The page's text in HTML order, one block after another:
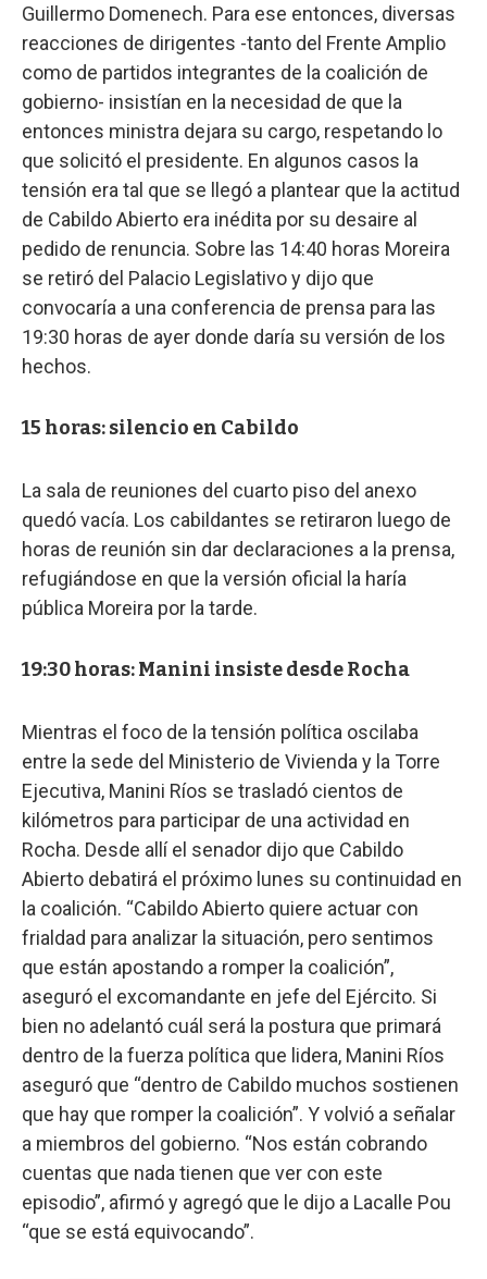
Guillermo Domenech. Para ese entonces, diversas
reacciones de dirigentes -tanto del Frente Amplio
como de partidos integrantes de la coalición de
gobierno- insistían en la necesidad de que la
entonces ministra dejara su cargo, respetando lo
que solicitó el presidente. En algunos casos la
tensión era tal que se llegó a plantear que la actitud
de Cabildo Abierto era inédita por su desaire al
pedido de renuncia. Sobre las 14:40 horas Moreira
se retiró del Palacio Legislativo y dijo que
convocaría a una conferencia de prensa para las
19:30 horas de ayer donde daría su versión de los
hechos.
15 horas: silencio en Cabildo
La sala de reuniones del cuarto piso del anexo
quedó vacía. Los cabildantes se retiraron luego de
horas de reunión sin dar declaraciones a la prensa,
refugiándose en que la versión oficial la haría
pública Moreira por la tarde.
19:30 horas: Manini insiste desde Rocha
Mientras el foco de la tensión política oscilaba
entre la sede del Ministerio de Vivienda y la Torre
Ejecutiva, Manini Ríos se trasladó cientos de
kilómetros para participar de una actividad en
Rocha. Desde allí el senador dijo que Cabildo
Abierto debatirá el próximo lunes su continuidad en
la coalición. “Cabildo Abierto quiere actuar con
frialdad para analizar la situación, pero sentimos
que están apostando a romper la coalición”,
aseguró el excomandante en jefe del Ejército. Si
bien no adelantó cuál será la postura que primará
dentro de la fuerza política que lidera, Manini Ríos
aseguró que “dentro de Cabildo muchos sostienen
que hay que romper la coalición”. Y volvió a señalar
a miembros del gobierno. “Nos están cobrando
cuentas que nada tienen que ver con este
episodio”, afirmó y agregó que le dijo a Lacalle Pou
“que se está equivocando”.